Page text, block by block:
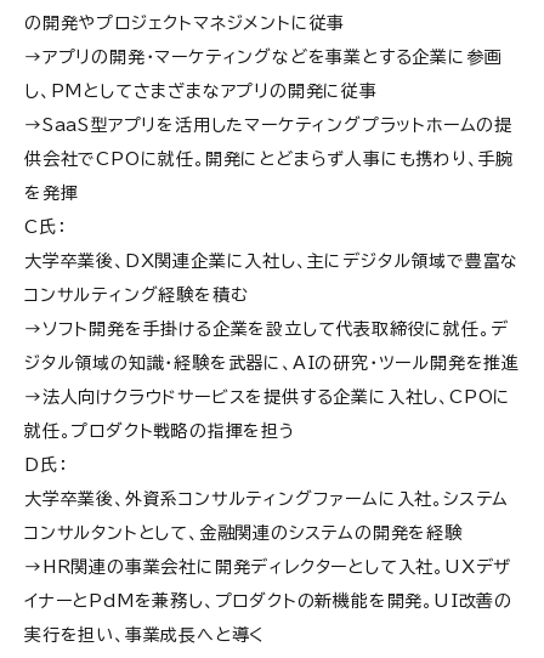
の開発やプロジェクトマネジメントに従事
→アプリの開発・マーケティングなどを事業とする企業に参画
し、PMとしてさまざまなアプリの開発に従事
→SaaS型アプリを活用したマーケティングプラットホームの提
供会社でCPOに就任。開発にとどまらず人事にも携わり、手腕
を発揮
C氏：
大学卒業後、DX関連企業に入社し、主にデジタル領域で豊富な
コンサルティング経験を積む
→ソフト開発を手掛ける企業を設立して代表取締役に就任。デ
ジタル領域の知識・経験を武器に、AIの研究・ツール開発を推進
→法人向けクラウドサービスを提供する企業に入社し、CPOに
就任。プロダクト戦略の指揮を担う
D氏：
大学卒業後、外資系コンサルティングファームに入社。システム
コンサルタントとして、金融関連のシステムの開発を経験
→HR関連の事業会社に開発ディレクターとして入社。UXデザ
イナーとPdMを兼務し、プロダクトの新機能を開発。UI改善の
実行を担い、事業成長へと導く